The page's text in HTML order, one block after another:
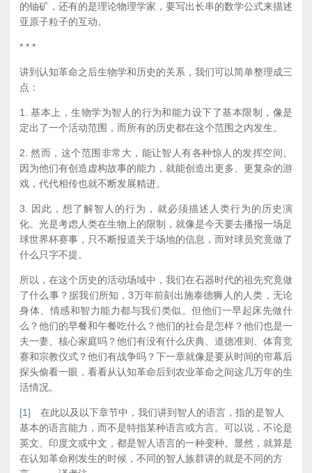
的铀矿，还有的是理论物理学家，要写出长串的数学公式来描述
亚原子粒子的互动。
* * *
讲到认知革命之后生物学和历史的关系，我们可以简单整理成三
点：
1. 基本上，生物学为智人的行为和能力设下了基本限制，像是
定出了一个活动范围，而所有的历史都在这个范围之内发生。
2. 然而，这个范围非常大，能让智人有各种惊人的发挥空间。
因为他们有创造虚构故事的能力，就能创造出更多、更复杂的游
戏，代代相传也就不断发展精进。
3. 因此，想了解智人的行为，就必须描述人类行为的历史演
化。光是考虑人类在生物上的限制，就像是今天要去播报一场足
球世界杯赛事，只不断报道关于场地的信息，而对球员究竟做了
什么只字不提。
所以，在这个历史的活动场域中，我们在石器时代的祖先究竟做
了什么事？据我们所知，3万年前刻出施泰德狮人的人类，无论
身体、情感和智力能力都与我们类似。但他们一早起床先做什
么？他们的早餐和午餐吃什么？他们的社会是怎样？他们也是一
夫一妻、核心家庭吗？他们有没有什么庆典、道德准则、体育竞
赛和宗教仪式？他们有战争吗？下一章就像是要从时间的帘幕后
探头偷看一眼，看看从认知革命后到农业革命之间这几万年的生
活情况。
[1] 在此以及以下章节中，我们讲到智人的语言，指的是智人
基本的语言能力，而不是特指某种语言或方言。可以说，不论是
英文、印度文或中文，都是智人语言的一种变种。显然，就算是
在认知革命刚发生的时候，不同的智人族群讲的就是不同的方